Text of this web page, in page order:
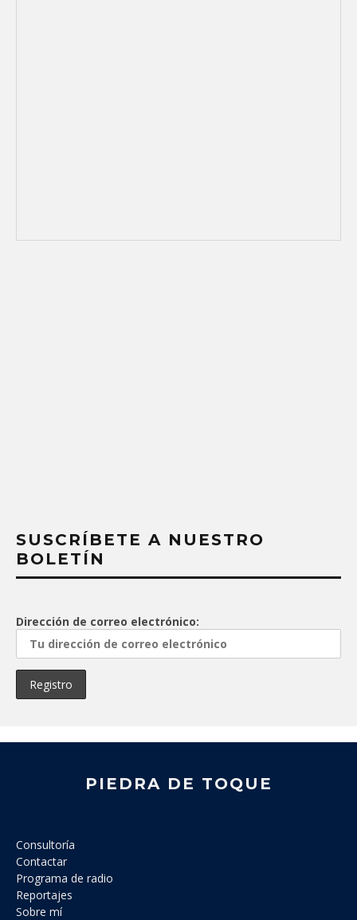
SUSCRÍBETE A NUESTRO
BOLETÍN
Dirección de correo electrónico:
PIEDRA DE TOQUE
Consultoría
Contactar
Programa de radio
Reportajes
Sobre mí